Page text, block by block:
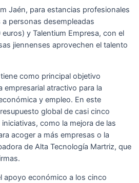
Jaén, para estancias profesionales
personas desempleadas
y Talentium Empresa, con el
jiennenses aprovechen el talento
como principal objetivo
empresarial atractivo para la
y empleo. En este
global de casi cinco
como la mejora de las
acoger a más empresas o la
de Alta Tecnología Martriz, que
apoyo económico a los cinco